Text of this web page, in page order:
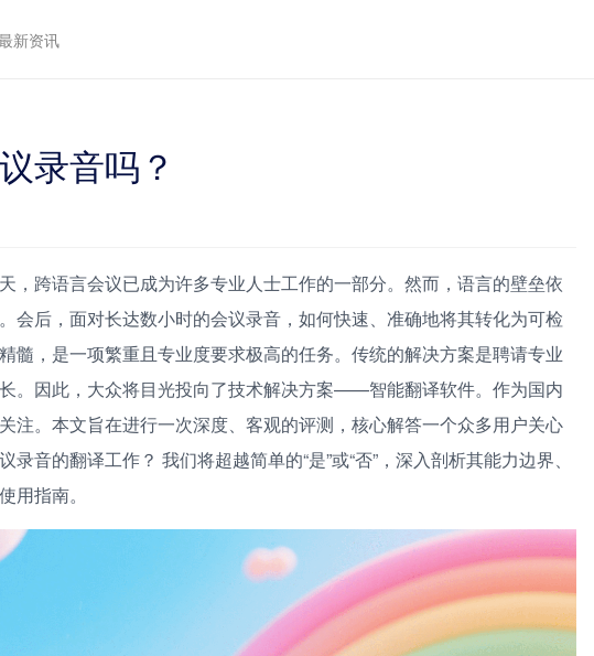
新资讯
录音吗？
，跨语言会议已成为许多专业人士工作的一部分。然而，语言的壁垒依
会后，面对长达数小时的会议录音，如何快速、准确地将其转化为可检
髓，是一项繁重且专业度要求极高的任务。传统的解决方案是聘请专业
。因此，大众将目光投向了技术解决方案——智能翻译软件。作为国内
注。本文旨在进行一次深度、客观的评测，核心解答一个众多用户关心
音的翻译工作？ 我们将超越简单的“是”或“否”，深入剖析其能力边界、
用指南。